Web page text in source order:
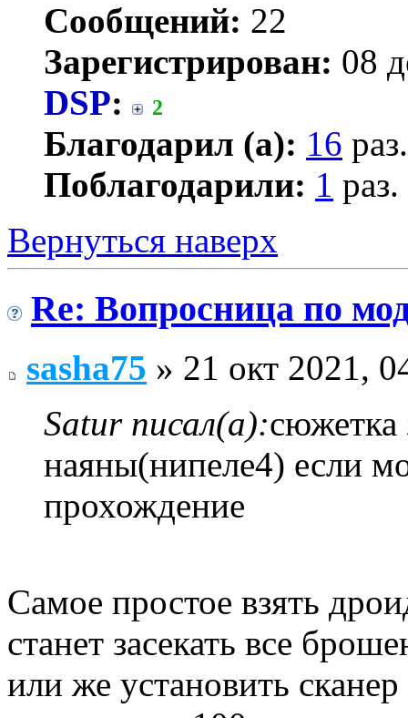
Сообщений: 22
Зарегистрирован: 08
DSP: 2
Благодарил (а): 16 раз.
Поблагодарили: 1 раз.
Вернуться наверх
Re: Вопросница по
sasha75 » 21 окт 2021,
Satur писал(а):сюжетка
наяны(нипеле4) если
прохождение
Самое простое взять
станет засекать все
или же установить